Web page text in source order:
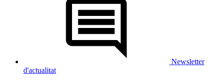
Newsletter
d'actualitat